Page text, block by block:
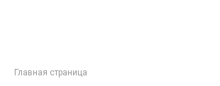
Главная страница